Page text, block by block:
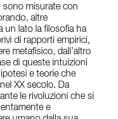
sono misurate con
altre
un lato la filosofia ha
di rapporti empirici,
metafisico, dall’altro
di queste intuizioni
e teorie che
XX secolo. Da
le rivoluzioni che si
e